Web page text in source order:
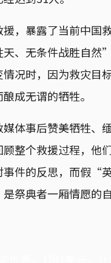
，暴露了当前中国
、无条件战胜自然
况时，因为救灾目
成无谓的牺牲。
体事后赞美牺牲、
整个救援过程，他
件的反思，而假“
祭典者一厢情愿的